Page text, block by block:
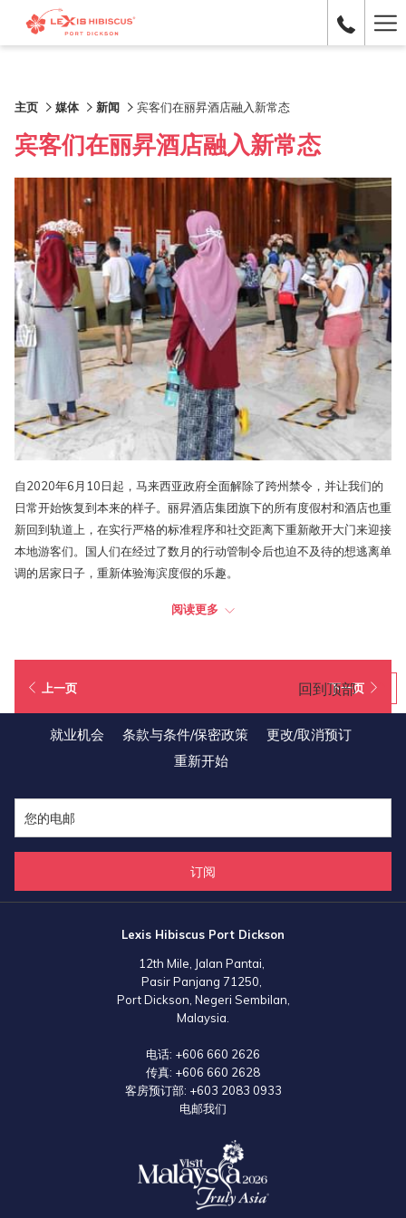
主页 媒体 新闻 宾客们在丽昇酒店融入新常态
宾客们在丽昇酒店融入新常态
自2020年6月10日起，马来西亚政府全面解除了跨州禁令，并让我们的
日常开始恢复到本来的样子。丽昇酒店集团旗下的所有度假村和酒店也重
新回到轨道上，在实行严格的标准程序和社交距离下重新敞开大门来迎接
本地游客们。国人们在经过了数月的行动管制令后也迫不及待的想逃离单
调的居家日子，重新体验海滨度假的乐趣。
为了能够更面面俱到的去迎合国人的需求，丽昇酒店集团还特别推出了几
受欢迎的各种客房和水上别墅，让大家都有机会好好的度过一个轻松愉快
的假期。我们的度假村也加倍努力地去严格执行各种新增的健康和安全措
而新订下的各种限制并时常保持特定的社交距离。由此可见宾客们对预防
新冠肺炎的措施都拥有足够的知识，并非常乐于配合政府所实行的各种政
阅读更多
上一页 下一页
回到顶部
就业机会 条款与条件/保密政策
更改/取消预订
重新开始
订阅
Lexis Hibiscus Port Dickson
12th Mile, Jalan Pantai,
Pasir Panjang 71250,
Port Dickson, Negeri Sembilan,
Malaysia.
电话: +606 660 2626
传真: +606 660 2628
客房预订部: +603 2083 0933
电邮我们